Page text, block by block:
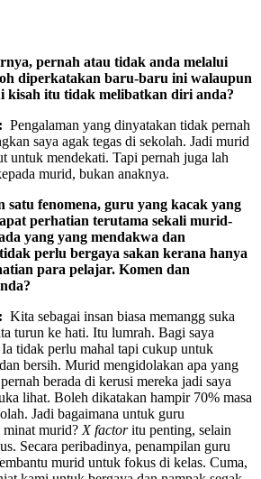
pernah atau tidak anda melalui
diperkatakan baru-baru ini walaupun
kisah itu tidak melibatkan diri anda?
Pengalaman yang dinyatakan tidak pernah
saya agak tegas di sekolah. Jadi murid
untuk mendekati. Tapi pernah juga lah
murid, bukan anaknya.
fenomena, guru yang kacak yang
perhatian terutama sekali murid-
yang yang mendakwa dan
perlu bergaya sakan kerana hanya
para pelajar. Komen dan
Kita sebagai insan biasa memangg suka
turun ke hati. Itu lumrah. Bagi saya
tidak perlu mahal tapi cukup untuk
bersih. Murid mengidolakan apa yang
berada di kerusi mereka jadi saya
lihat. Boleh dikatakan hampir 70% masa
Jadi bagaimana untuk guru
minat murid? X factoritu penting, selain
Secara peribadinya, penampilan guru
murid untuk fokus di kelas. Cuma,